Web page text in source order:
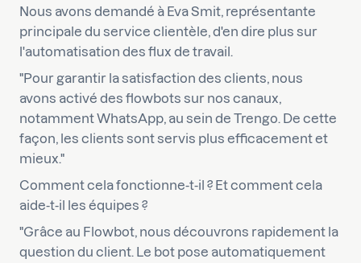
Nous avons demandé à Eva Smit, représentante
principale du service clientèle, d'en dire plus sur
l'automatisation des flux de travail.
"Pour garantir la satisfaction des clients, nous
avons activé des flowbots sur nos canaux,
notamment WhatsApp, au sein de Trengo. De cette
façon, les clients sont servis plus efficacement et
mieux."
Comment cela fonctionne-t-il ? Et comment cela
aide-t-il les équipes ?
"Grâce au Flowbot, nous découvrons rapidement la
question du client. Le bot pose automatiquement